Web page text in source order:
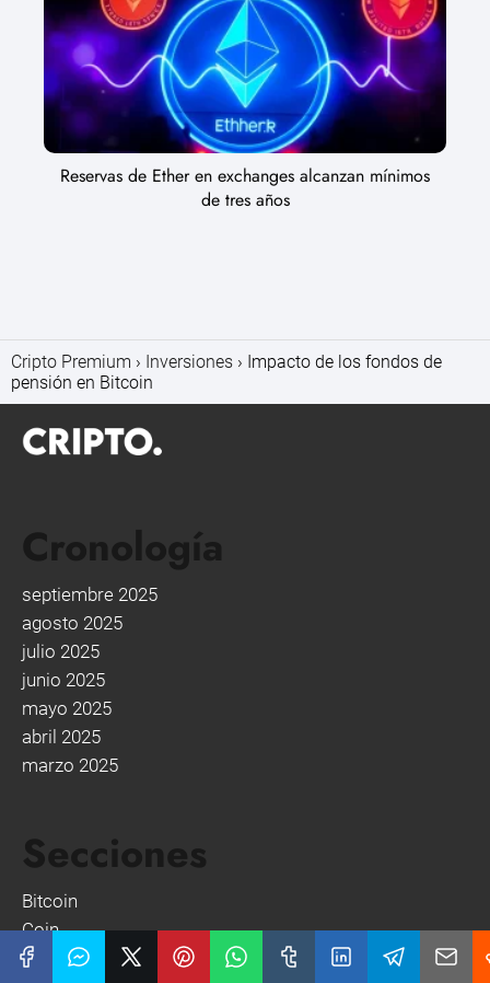
Reservas de Ether en exchanges alcanzan mínimos
de tres años
Cripto Premium Inversiones
Impacto de los fondos de
pensión en Bitcoin
Cronología
septiembre 2025
agosto 2025
julio 2025
junio 2025
mayo 2025
abril 2025
marzo 2025
Secciones
Bitcoin
Coin
Criptomonedas